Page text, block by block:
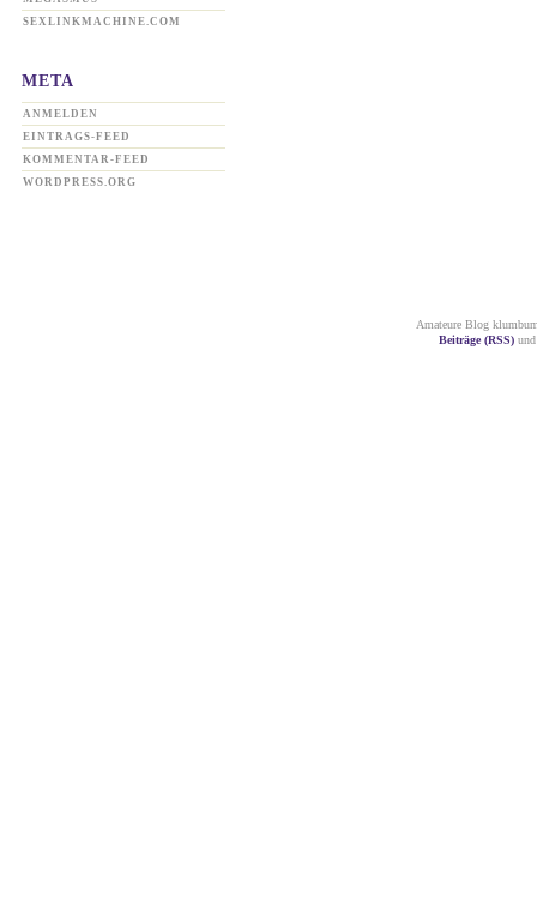
SEXLINKMACHINE.COM
META
ANMELDEN
EINTRAGS-FEED
KOMMENTAR-FEED
WORDPRESS.ORG
Amateure Blog
Beiträge (RSS)